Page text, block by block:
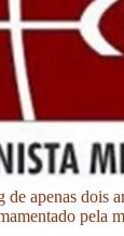
apenas dois
pela